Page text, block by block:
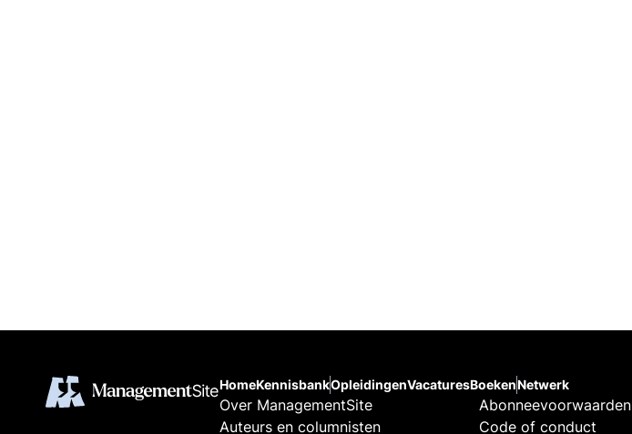
HomeKennisbankOpleidingenVacaturesBoekenNetwerk
Over ManagementSite
Auteurs en columnisten
Abonneevoorwaarden
Code of conduct